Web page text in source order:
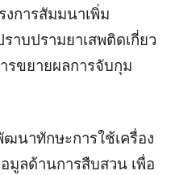
งการสัมมนาเพิ่ม
บปรามยาเสพติดเกี่ยว
รขยายผลการจับกุม
นาทักษะการใช้เครื่อง
มูลด้านการสืบสวน เพื่อ